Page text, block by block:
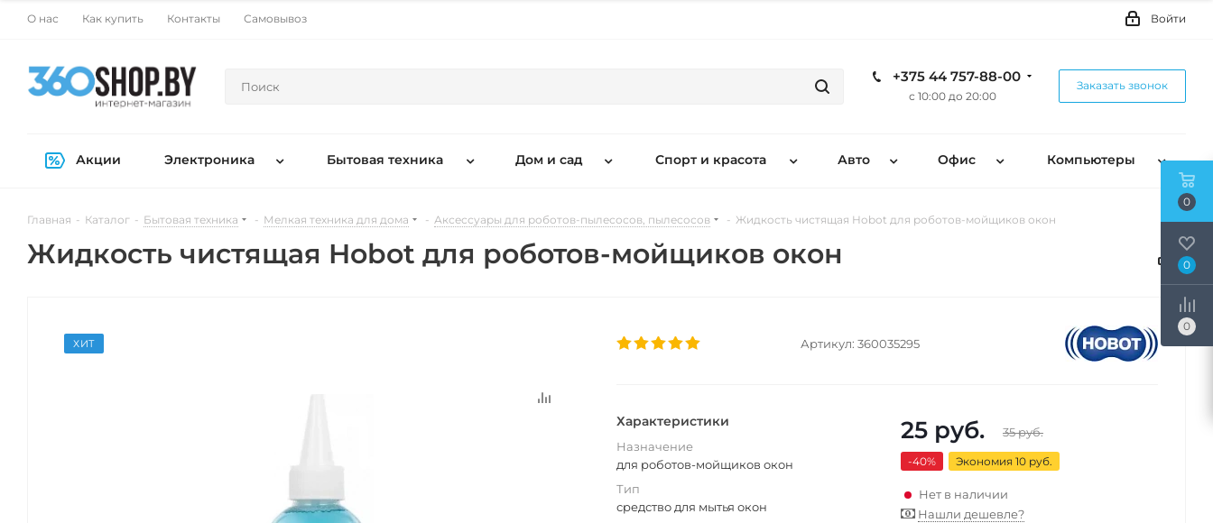
О нас Как купить Контакты Самовывоз Войти
+375 44 757-88-00
с 10:00 до 20:00
Заказать звонок
Акции Электроника Бытовая техника Дом и сад Спорт и красота Авто Офис Компьютеры
Главная - Каталог - Бытовая техника - Мелкая техника для дома - Аксессуары для роботов-пылесосов, пылесосов - Жидкость чистящая Hobot для роботов-мойщиков окон
Жидкость чистящая Hobot для роботов-мойщиков окон
ХИТ Артикул: 360035295
Характеристики
Назначение
для роботов-мойщиков окон
Тип
средство для мытья окон
25 руб. 35руб.
-40% Экономия 10 руб.
Нет в наличии
Нашли дешевле?
0
0
0